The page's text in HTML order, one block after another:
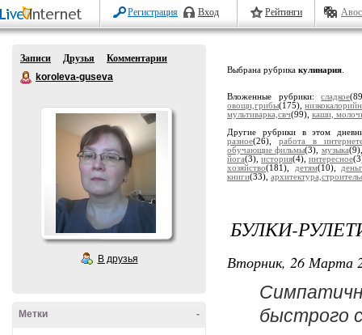
Регистрация Вход Рейтинги
Записи Друзья
Комментарии
koroleva-guseva
В друзья
-
Метки
Выбрана рубрика кулинария
Вложенные рубрики:сладкое
овощи,грибы(175),
мультиварка,свч(99), каши,
Другие рубрики в этом
разное(26),работа в
обучающие фильмы(3), музыка
йога(3), история(4), интересное
хозяйство(181), детям(10),
книги(33),
БУЛКИ-
Вторник, 26 Марта
быстрого